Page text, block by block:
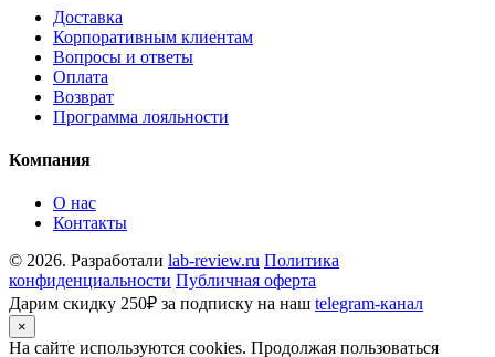
Доставка
Корпоративным клиентам
Вопросы и ответы
Оплата
Возврат
Программа лояльности
Компания
О нас
Контакты
© 2026. Разработали lab-review.ru Политика
конфиденциальности Публичная оферта
Дарим скидку 250₽ за подписку на наш telegram-канал
×
На сайте используются cookies. Продолжая пользоваться